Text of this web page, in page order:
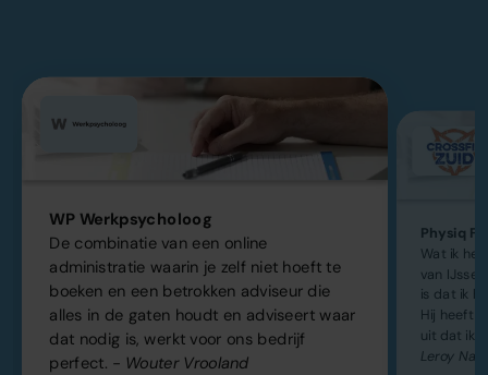
WP Werkpsycholoog
De combinatie van een online
administratie waarin je zelf niet hoeft te
boeken en een betrokken adviseur die
alles in de gaten houdt en adviseert waar
dat nodig is, werkt voor ons bedrijf
perfect. - Wouter Vrooland
Physiq
Wat ik
van
is dat ik
Hij heeft
uit dat ik
Leroy